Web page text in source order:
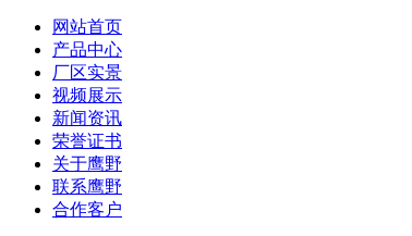
网站首页
产品中心
厂区实景
视频展示
新闻资讯
荣誉证书
关于鹰野
联系鹰野
合作客户